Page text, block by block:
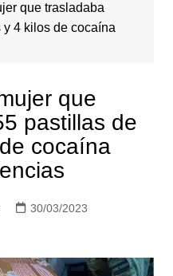
que trasladaba
4 kilos de cocaína
que
pastillas de
cocaína
30/03/2023